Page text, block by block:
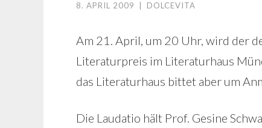
8. APRIL 2009 DOLCEVITA
Am 21. April, um 20 Uhr, wird der
Literaturpreis im Literaturhaus
das Literaturhaus bittet aber um
Die Laudatio hält Prof. Gesine